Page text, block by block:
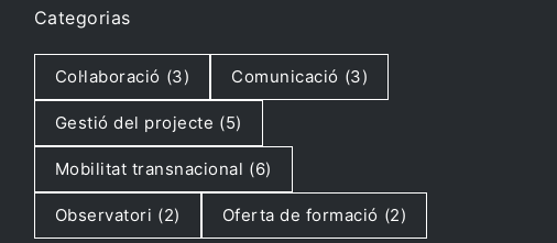
Categorias
Col·laboració (3) Comunicació (3)
Gestió del projecte (5)
Mobilitat transnacional (6)
Observatori (2) Oferta de formació (2)